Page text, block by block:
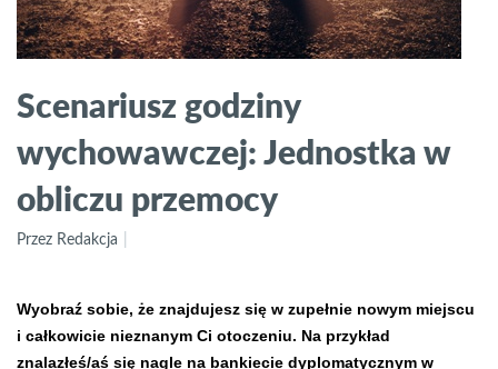
Scenariusz godziny
wychowawczej: Jednostka w
obliczu przemocy
Przez Redakcja
Wyobraź sobie, że znajdujesz się w zupełnie nowym miejscu
i całkowicie nieznanym Ci otoczeniu. Na przykład
znalazłeś/aś się nagle na bankiecie dyplomatycznym w